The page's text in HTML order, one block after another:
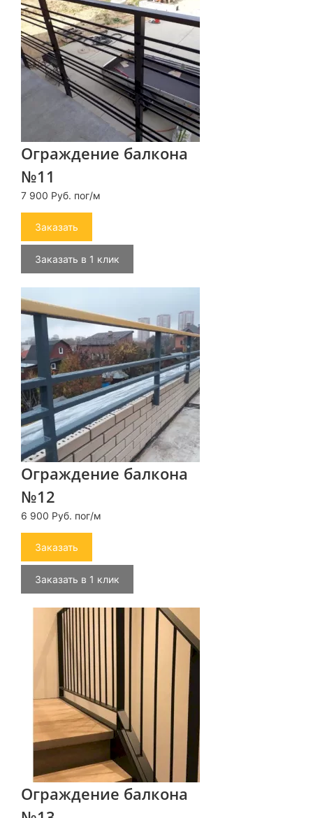
Ограждение балкона
№11
7 900 Руб. пог/м
Заказать
Заказать в 1 клик
Ограждение балкона
№12
6 900 Руб. пог/м
Заказать
Заказать в 1 клик
Ограждение балкона